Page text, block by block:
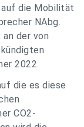
die Mobilität
NAbg.
der von
2022.
die es diese
CO2-